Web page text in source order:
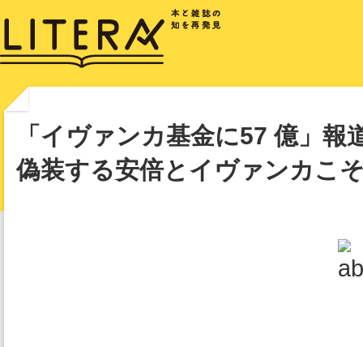
「イヴァンカ基金に57 億」
偽装する安倍とイヴァンカこ